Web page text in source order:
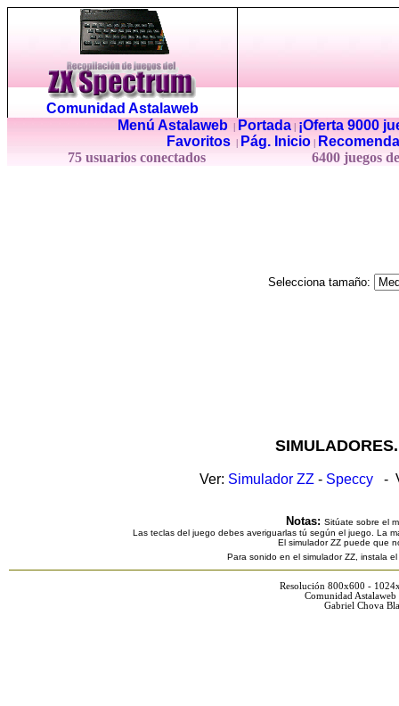
Comunidad Astalaweb
Menú Astalaweb| Portada|
¡Oferta 9000
Favoritos
Pág. Inicio
75 usuarios conectados
6400 juegos
Selecciona tamaño:
Ver: Simulador ZZ - Speccy -
Notas: Sitúate sobre el
Las teclas del juego debes averiguarlas tú según el juego. La
El simulador ZZ puede que
Para sonido en el simulador ZZ, instala
Resolución 800x600 -
Comunidad
Gabriel Chova